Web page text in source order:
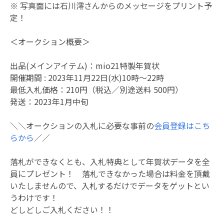
※ 写真面には石川澪さんからのメッセージをプリント予
定！
＜オークション概要＞
出品(メインアイテム)：mio21特製年賀状
開催期間 : 2023年11月22日(水)10時～22時
最低入札価格：210円（税込／別途送料 500円）
発送：2023年1月中旬
＼＼オークションの入札に必要な事前の会員登録はこち
らから／／
落札ができなくとも、入札特典として年賀状データを全
員にプレゼント！ 落札できなかった場合は料金を頂戴
いたしませんので、入札するだけでデータをゲットとい
うわけです！
どしどしご入札ください！！